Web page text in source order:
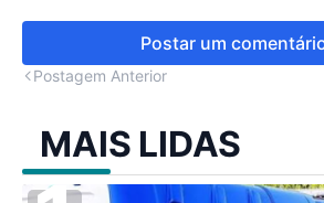
Postar um
Postagem Anterior
MAIS LIDAS